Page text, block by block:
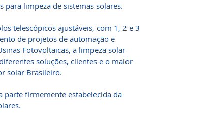
para limpeza de sistemas solares.
telescópicos ajustáveis, com 1, 2 e 3
de projetos de automação e
Fotovoltaicas, a limpeza solar
soluções, clientes e o maior
solar Brasileiro.
parte firmemente estabelecida da